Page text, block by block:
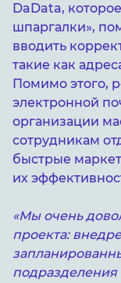
DaData,
шпаргалки»,
вводить
такие как
Помимо этого,
электронной
организации
сотрудникам
быстрые
их
«Мы очень
проекта: